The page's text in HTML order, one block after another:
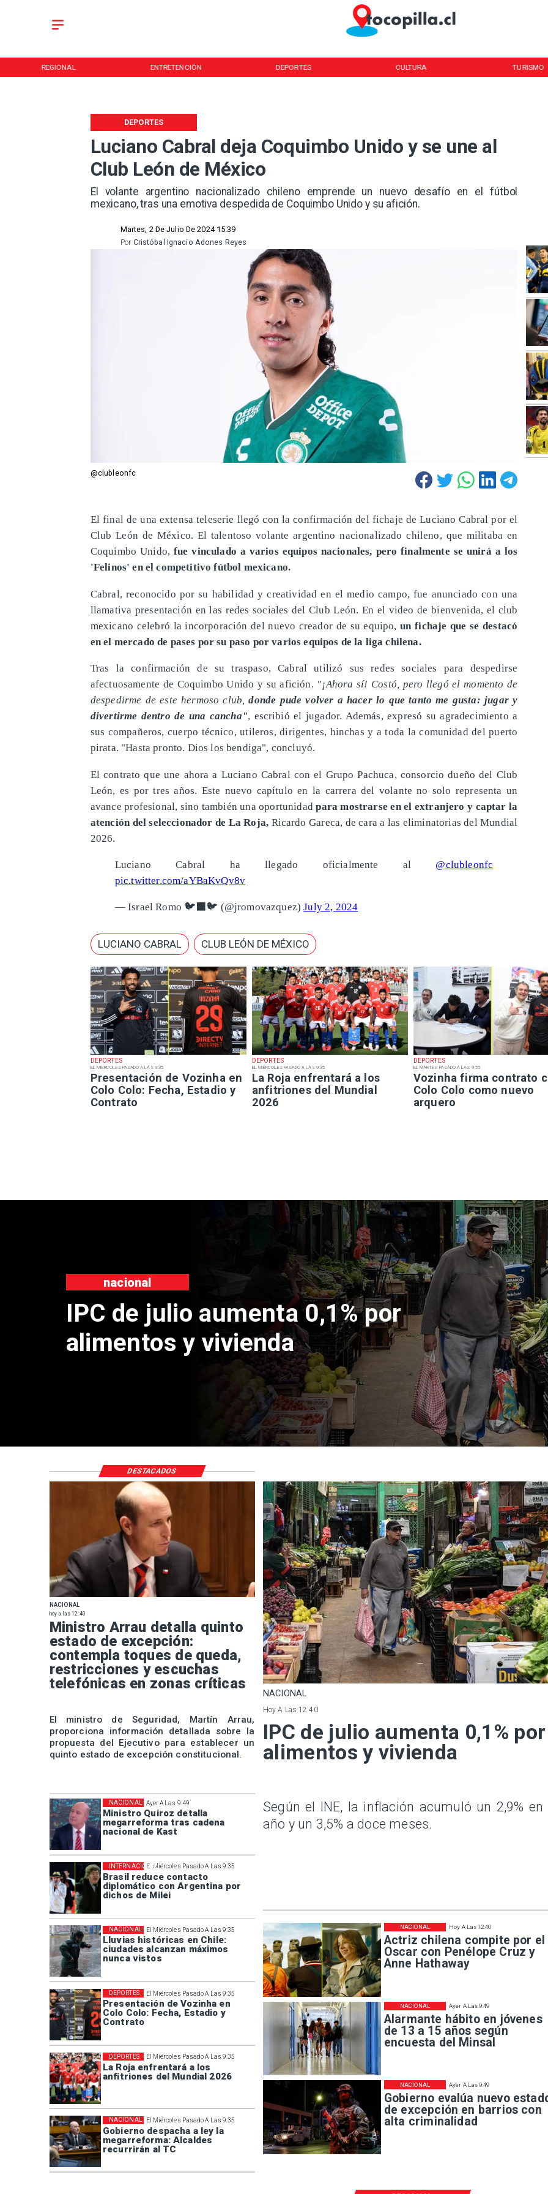
REGIONAL ENTRETENCIÓN DEPORTES CULTURA TURISMO
Luciano Cabral deja Coquimbo Unido y se une al
Club León de México
​El volante argentino nacionalizado chileno emprende un nuevo desafío en el fútbol
mexicano, tras una emotiva despedida de Coquimbo Unido y su afición.
DEPORTES
Martes, 2 De Julio De 2024 15:39
Cristóbal Ignacio Adones Reyes
Por
@clubleonfc
DEPORTES
EL MIÉRCOLES PASADO A LAS 9:35
Presentación de Vozinha en
Colo Colo: Fecha, Estadio y
Contrato
DEPORTES
EL MIÉRCOLES PASADO A LAS 9:35
La Roja enfrentará a los
anfitriones del Mundial
2026
DEPORTES
EL MARTES PASADO A LAS 9:55
Vozinha firma contrato
Colo Colo como nuevo
arquero
El final de una extensa teleserie llegó con la confirmación del fichaje de Luciano Cabral por el
Club León de México. El talentoso volante argentino nacionalizado chileno, que militaba en
Coquimbo Unido, fue vinculado a varios equipos nacionales, pero finalmente se unirá a los
'Felinos' en el competitivo fútbol mexicano.
Cabral, reconocido por su habilidad y creatividad en el medio campo, fue anunciado con una
llamativa presentación en las redes sociales del Club León. En el video de bienvenida, el club
mexicano celebró la incorporación del nuevo creador de su equipo,un fichaje que se destacó
en el mercado de pases por su paso por varios equipos de la liga chilena.
Tras la confirmación de su traspaso, Cabral utilizó sus redes sociales para despedirse
afectuosamente de Coquimbo Unido y su afición. "¡Ahora sí! Costó, pero llegó el momento de
despedirme de este hermoso club,donde pude volver a hacer lo que tanto me gusta: jugar y
divertirme dentro de una cancha", escribió el jugador. Además, expresó su agradecimiento a
sus compañeros, cuerpo técnico, utileros, dirigentes, hinchas y a toda la comunidad del puerto
pirata. "Hasta pronto. Dios los bendiga", concluyó.
El contrato que une ahora a Luciano Cabral con el Grupo Pachuca, consorcio dueño del Club
León, es por tres años. Este nuevo capítulo en la carrera del volante no solo representa un
avance profesional, sino también una oportunidadpara mostrarse en el extranjero y captar la
atención del seleccionador de La Roja, Ricardo Gareca, de cara a las eliminatorias del Mundial
2026.
Luciano Cabral ha llegado oficialmente al @clubleonfc
pic.twitter.com/aYBaKvQv8v
— Israel Romo 🐦‍⬛🐦 (@jromovazquez)July 2, 2024
LUCIANO CABRAL CLUB LEÓN DE MÉXICO
de julio aumenta 0,1% por
y vivienda
Ayer A Las 9:49
Ministro Quiroz detalla
megarreforma tras cadena
nacional de Kast
NACIONAL
El Miércoles Pasado A Las 9:35
Brasil reduce contacto
diplomático con Argentina por
dichos de Milei
INTERNACIONAL
El Miércoles Pasado A Las 9:35
Lluvias históricas en Chile:
ciudades alcanzan máximos
nunca vistos
NACIONAL
El Miércoles Pasado A Las 9:35
Presentación de Vozinha en
Colo Colo: Fecha, Estadio y
Contrato
DEPORTES
El Miércoles Pasado A Las 9:35
La Roja enfrentará a los
anfitriones del Mundial 2026
DEPORTES
El Miércoles Pasado A Las 9:35
Gobierno despacha a ley la
megarreforma: Alcaldes
recurrirán al TC
NACIONAL
Hoy A Las 12:40
Actriz chilena compite por el
Oscar con Penélope Cruz y
Anne Hathaway
NACIONAL
Ayer A Las 9:49
Alarmante hábito en jóvenes
de 13 a 15 años según
encuesta del Minsal
NACIONAL
Ayer A Las 9:49
Gobierno evalúa nuevo
de excepción en barrios con
alta criminalidad
NACIONAL
NACIONAL
hoy a las 12:40
Ministro Arrau detalla quinto
estado de excepción:
contempla toques de queda,
restricciones y escuchas
telefónicas en zonas críticas
El ministro de Seguridad, Martín Arrau,
proporciona información detallada sobre la
propuesta del Ejecutivo para establecer un
quinto estado de excepción constitucional.
NACIONAL
Hoy A Las 12:40
IPC de julio aumenta 0,1% por
alimentos y vivienda
Según el INE, la inflación acumuló un 2,9% en
año y un 3,5% a doce meses.
DESTACADOS